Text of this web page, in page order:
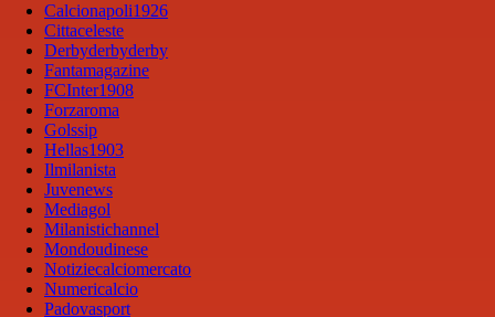
Calcionapoli1926
Cittaceleste
Derbyderbyderby
Fantamagazine
FCInter1908
Forzaroma
Golssip
Hellas1903
Ilmilanista
Juvenews
Mediagol
Milanistichannel
Mondoudinese
Notiziecalciomercato
Numericalcio
Padovasport